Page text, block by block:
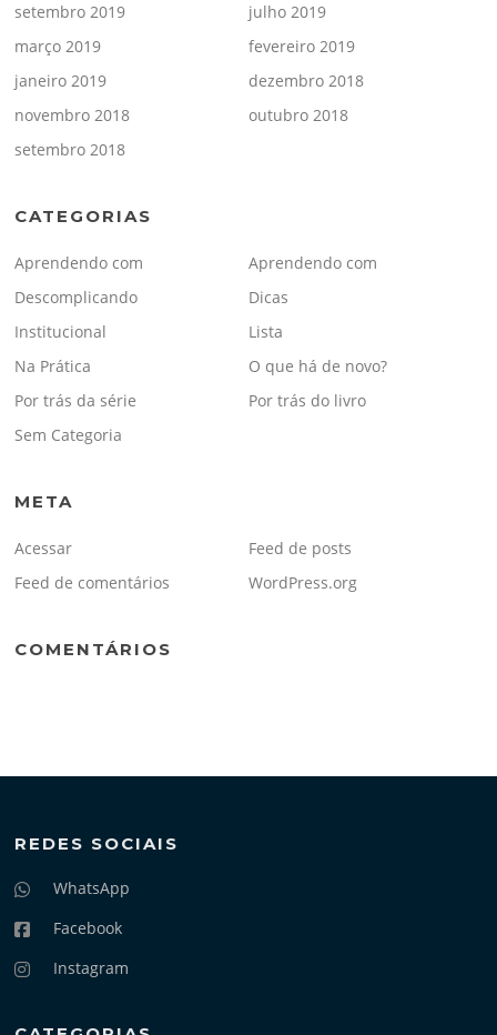
setembro 2019
julho 2019
março 2019
fevereiro 2019
janeiro 2019
dezembro 2018
novembro 2018
outubro 2018
setembro 2018
CATEGORIAS
Aprendendo com
Aprendendo com
Descomplicando
Dicas
Institucional
Lista
Na Prática
O que há de novo?
Por trás da série
Por trás do livro
Sem Categoria
META
Acessar
Feed de posts
Feed de comentários
WordPress.org
COMENTÁRIOS
REDES SOCIAIS
WhatsApp
Facebook
Instagram